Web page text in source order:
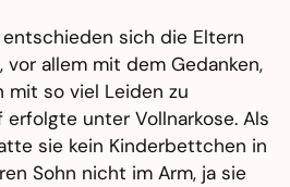
entschieden sich die Eltern
allem mit dem Gedanken,
mit so viel Leiden zu
erfolgte unter Vollnarkose. Als
sie kein Kinderbettchen in
Sohn nicht im Arm, ja sie